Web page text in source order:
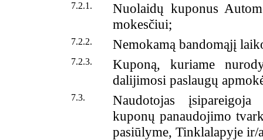
7.2.1.
Nuolaidų kuponus
mokesčiui;
7.2.2. Nemokamą bandomąjį
7.2.3.
Kuponą, kuriame
dalijimosi paslaugų
7.3.
Naudotojas
kuponų panaudojimo
pasiūlyme, Tinklalapyje